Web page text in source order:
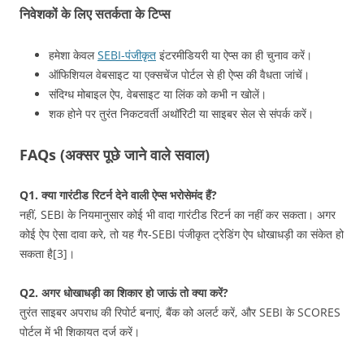
निवेशकों के लिए सतर्कता के टिप्स
हमेशा केवलSEBI-पंजीकृत इंटरमीडियरी या ऐप्स का ही चुनाव करें।
ऑफिशियल वेबसाइट या एक्सचेंज पोर्टल से ही ऐप्स की वैधता जांचें।
संदिग्ध मोबाइल ऐप, वेबसाइट या लिंक को कभी न खोलें।
शक होने पर तुरंत निकटवर्ती अथॉरिटी या साइबर सेल से संपर्क करें।
FAQs (अक्सर पूछे जाने वाले सवाल)
Q1. क्या गारंटीड रिटर्न देने वाली ऐप्स भरोसेमंद हैं?
नहीं, SEBI के नियमानुसार कोई भी वादा गारंटीड रिटर्न का नहीं कर सकता। अगर
कोई ऐप ऐसा दावा करे, तो यह गैर‑SEBI पंजीकृत ट्रेडिंग ऐप धोखाधड़ी का संकेत हो
सकता है[3]।
Q2. अगर धोखाधड़ी का शिकार हो जाऊं तो क्या करें?
तुरंत साइबर अपराध की रिपोर्ट बनाएं, बैंक को अलर्ट करें, और SEBI के SCORES
पोर्टल में भी शिकायत दर्ज करें।